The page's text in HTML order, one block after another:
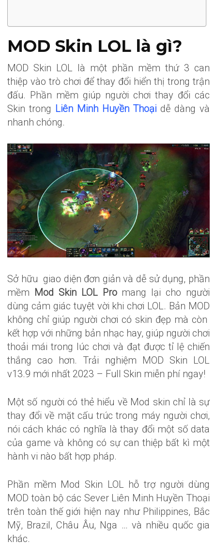
MOD Skin LOL là gì?
MOD Skin LOL là một phần mềm thứ 3 can
thiệp vào trò chơi để thay đổi hiển thị trong trận
đấu. Phần mềm giúp người chơi thay đổi các
Skin trong Liên Minh Huyền Thoại dễ dàng và
nhanh chóng.
Sở hữu giao diện đơn giản và dễ sử dụng, phần
mềm Mod Skin LOL Promang lại cho người
dùng cảm giác tuyệt vời khi chơi LOL. Bản MOD
không chỉ giúp người chơi có skin đẹp mà còn
kết hợp với những bản nhạc hay, giúp người chơi
thoải mái trong lúc chơi và đạt được tỉ lệ chiến
thắng cao hơn. Trải nghiệm MOD Skin LOL
v13.9 mới nhất 2023 – Full Skin miễn phí ngay!
Một số người có thẻ hiểu về Mod skin chỉ là sự
thay đổi về mặt cấu trúc trong máy người chơi,
nói cách khác có nghĩa là thay đổi một số data
của game và không có sự can thiệp bất kì một
hành vi nào bất hợp pháp.
Phần mềm Mod Skin LOL hỗ trợ người dùng
MOD toàn bộ các Sever Liên Minh Huyền Thoại
trên toàn thế giới hiện nay như Philippines, Bắc
Mỹ, Brazil, Châu Âu, Nga … và nhiều quốc gia
khác.